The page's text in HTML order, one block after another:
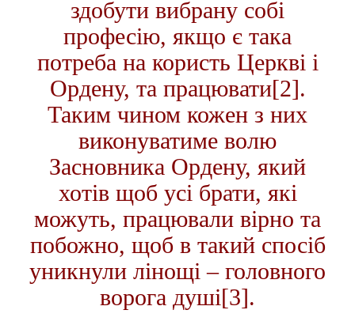
здобути вибрану собі
професію, якщо є така
потреба на користь Церкві і
Ордену, та працювати[2].
Таким чином кожен з них
виконуватиме волю
Засновника Ордену, який
хотів щоб усі брати, які
можуть, працювали вірно та
побожно, щоб в такий спосіб
уникнули лінощі – головного
ворога душі[3].